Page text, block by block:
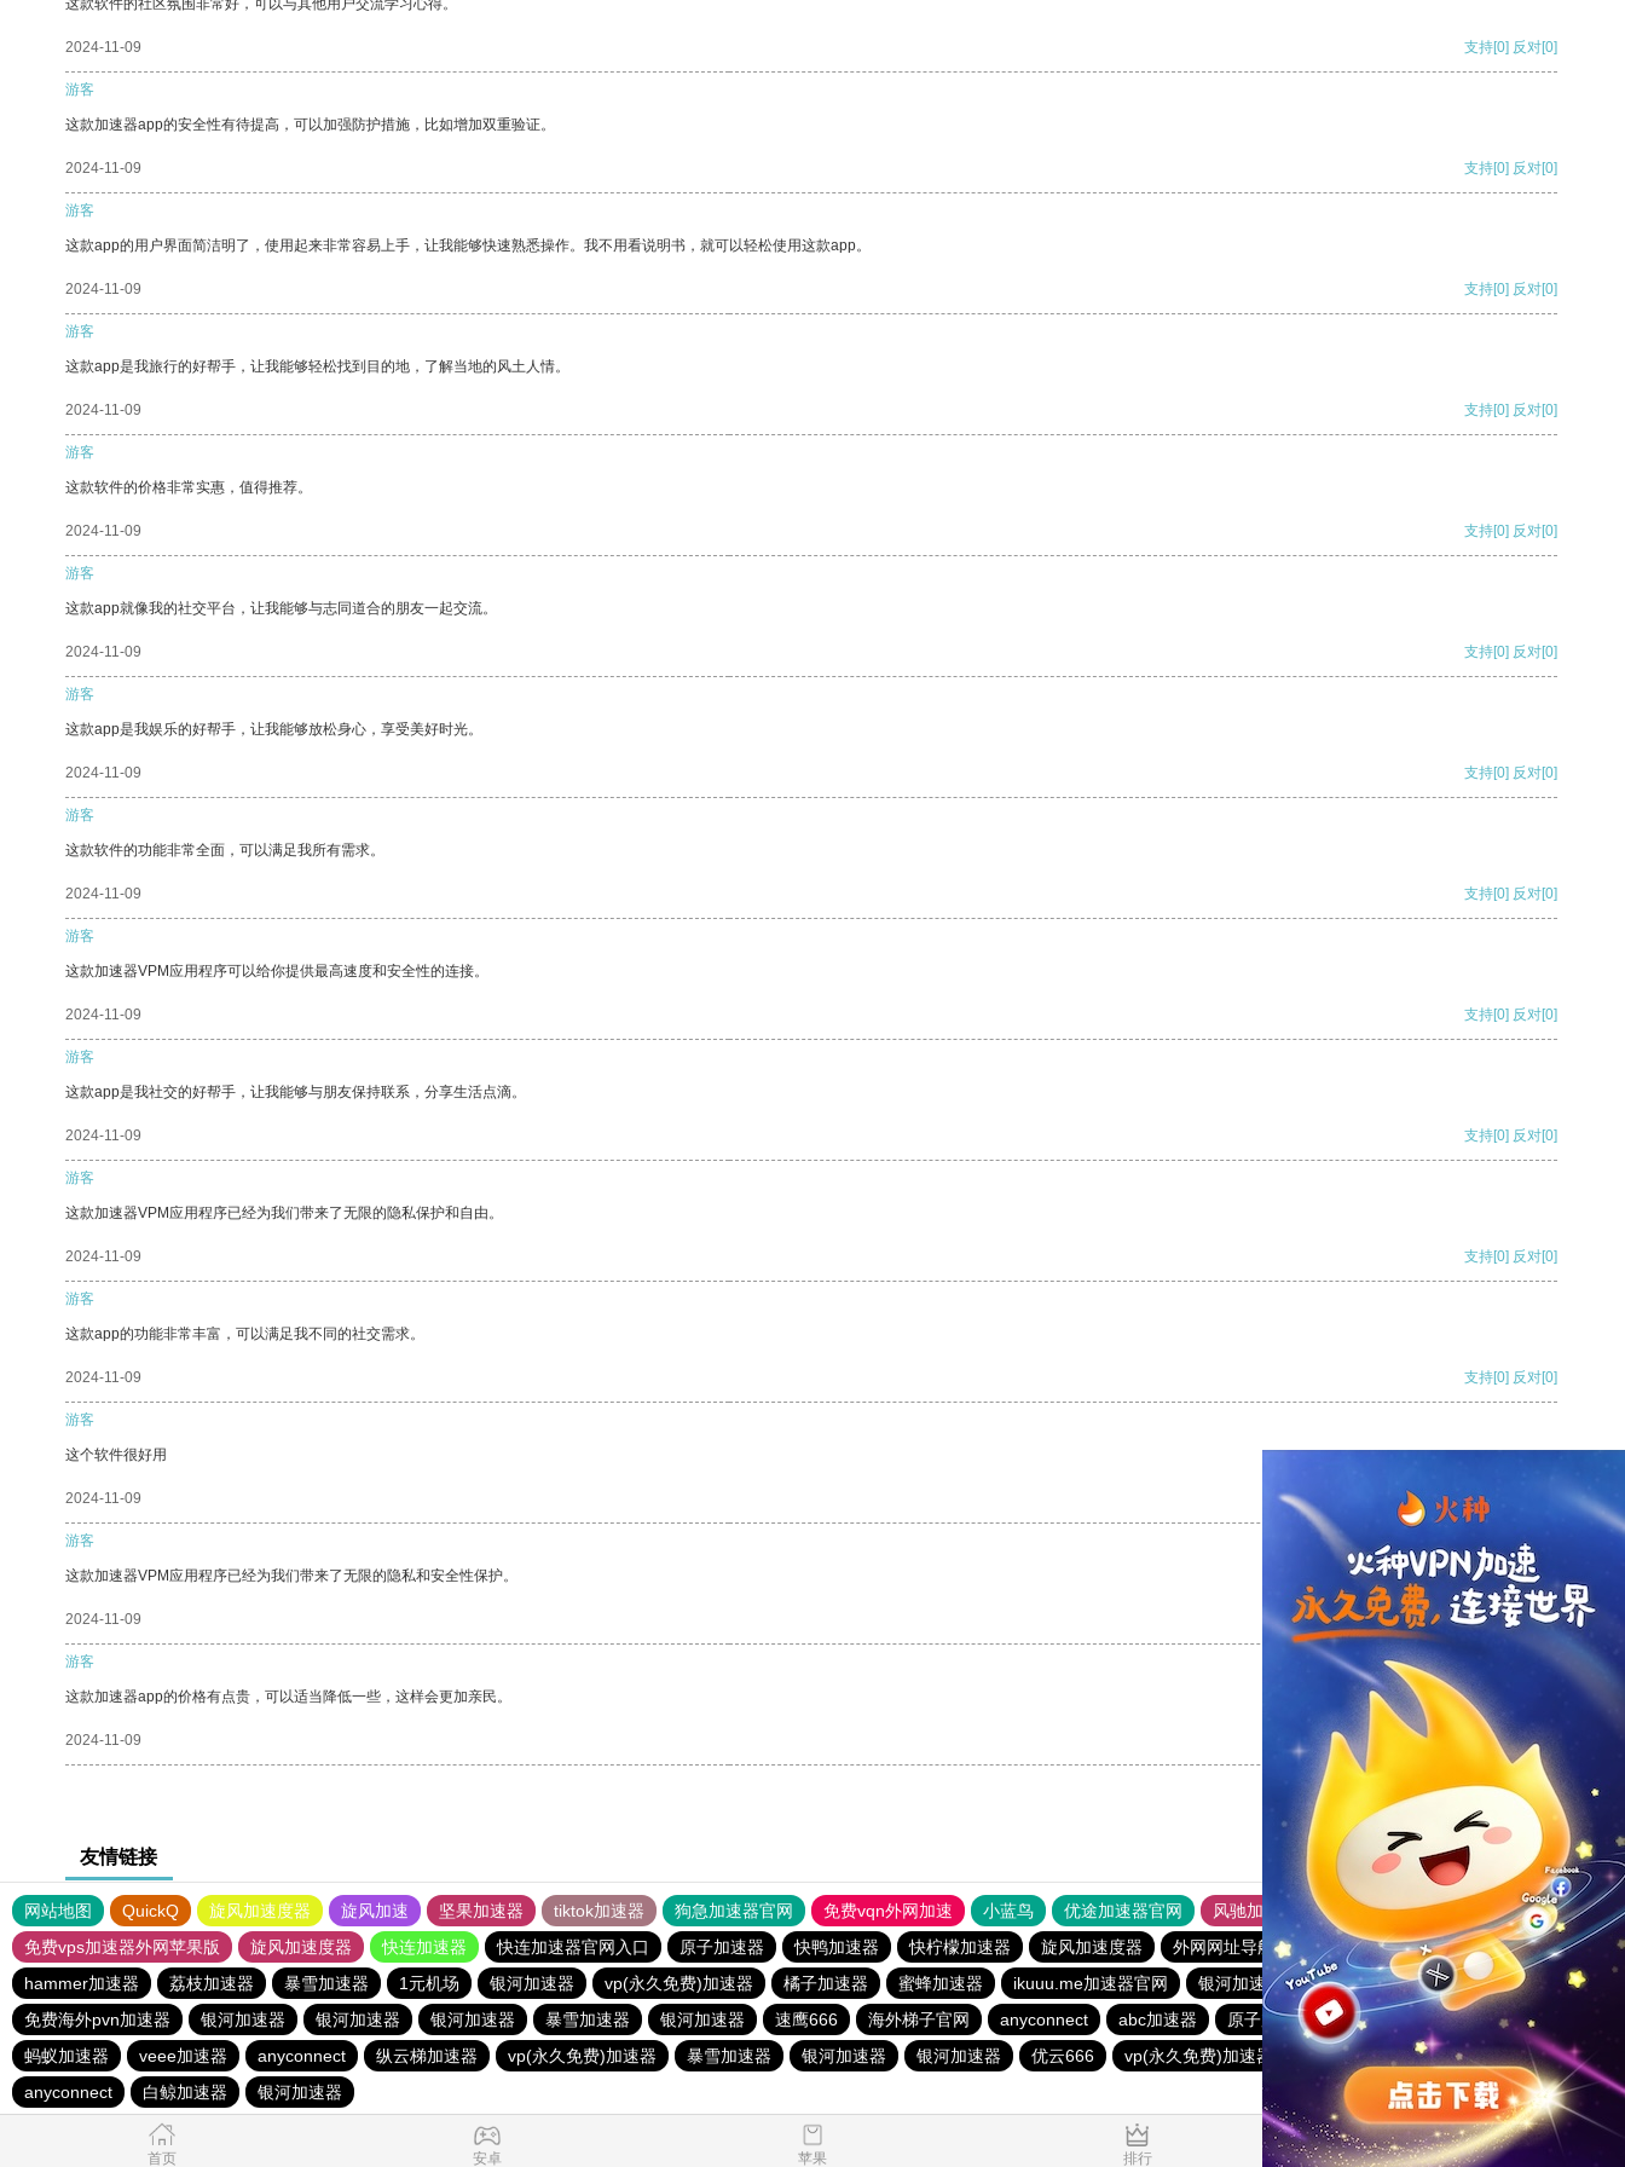
这款软件的社区氛围非常好，可以与其他用户交流学习心得。
2024-11-09 支持[0] 反对[0]
游客
这款加速器app的安全性有待提高，可以加强防护措施，比如增加双重验证。
2024-11-09 支持[0] 反对[0]
游客
这款app的用户界面简洁明了，使用起来非常容易上手，让我能够快速熟悉操作。我不用看说明书，就可以轻松使用这款app。
2024-11-09 支持[0] 反对[0]
游客
这款app是我旅行的好帮手，让我能够轻松找到目的地，了解当地的风土人情。
2024-11-09 支持[0] 反对[0]
游客
这款软件的价格非常实惠，值得推荐。
2024-11-09 支持[0] 反对[0]
游客
这款app就像我的社交平台，让我能够与志同道合的朋友一起交流。
2024-11-09 支持[0] 反对[0]
游客
这款app是我娱乐的好帮手，让我能够放松身心，享受美好时光。
2024-11-09 支持[0] 反对[0]
游客
这款软件的功能非常全面，可以满足我所有需求。
2024-11-09 支持[0] 反对[0]
游客
这款加速器VPM应用程序可以给你提供最高速度和安全性的连接。
2024-11-09 支持[0] 反对[0]
游客
这款app是我社交的好帮手，让我能够与朋友保持联系，分享生活点滴。
2024-11-09 支持[0] 反对[0]
游客
这款加速器VPM应用程序已经为我们带来了无限的隐私保护和自由。
2024-11-09 支持[0] 反对[0]
游客
这款app的功能非常丰富，可以满足我不同的社交需求。
2024-11-09 支持[0] 反对[0]
游客
这个软件很好用
2024-11-09 支持
游客
这款加速器VPM应用程序已经为我们带来了无限的隐私和安全性保护。
2024-11-09 支持[0] 反对[0]
游客
这款加速器app的价格有点贵，可以适当降低一些，这样会更加亲民。
2024-11-09 支持[0] 反对[0]
友情链接
网站地图 QuickQ 旋风加速度器 旋风加速 坚果加速器 tiktok加速器 狗急加速器官网 免费vqn外网加速 小蓝鸟 优途加速器官网 风驰加速器
旋风加速器
免费vps加速器外网苹果版
旋风加速度器 快连加速器 快连加速器官网入口 原子加速器 快鸭加速器 快柠檬加速器 旋风加速度器 外网网址导航 软件中心
银河加速器
hammer加速器
荔枝加速器 暴雪加速器 1元机场 银河加速器 vp(永久免费)加速器 橘子加速器 蜜蜂加速器 ikuuu.me加速器官网 银河加速器 1元机场
暴雪加速器
免费海外pvn加速器
银河加速器 银河加速器 银河加速器 暴雪加速器 银河加速器 速鹰666 海外梯子官网 anyconnect abc加速器 原子加速器 银河加速器
番石榴加速器
蚂蚁加速器
veee加速器 anyconnect 纵云梯加速器 vp(永久免费)加速器 暴雪加速器 银河加速器 银河加速器 优云666 vp(永久免费)加速器 哇哇加速器
海鸥加速器
anyconnect
白鲸加速器 银河加速器
首页 安卓 苹果 排行 推荐